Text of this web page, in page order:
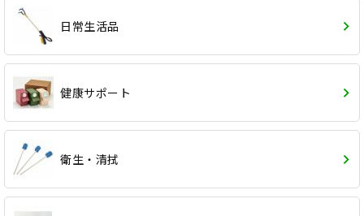
日常生活品
健康サポート
衛生・清拭